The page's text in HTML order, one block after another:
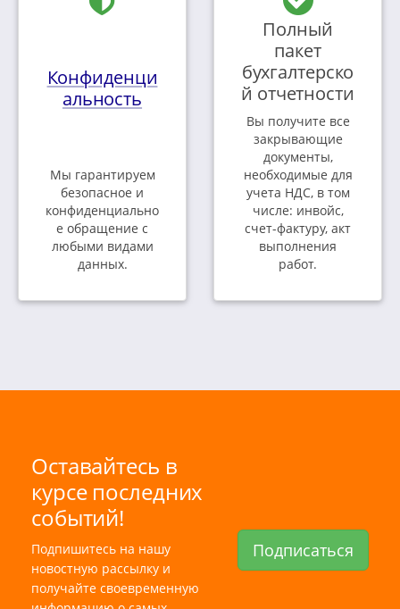
Конфиденци
альность
Мы гарантируем
безопасное и
конфиденциально
е обращение с
любыми видами
данных.
Полный
пакет
бухгалтерско
й отчетности
Вы получите все
закрывающие
документы,
необходимые для
учета НДС, в том
числе: инвойс,
счет-фактуру, акт
выполнения
работ.
Оставайтесь в
курсе последних
событий!
Подпишитесь на нашу
новостную рассылку и
получайте своевременную
Подписаться